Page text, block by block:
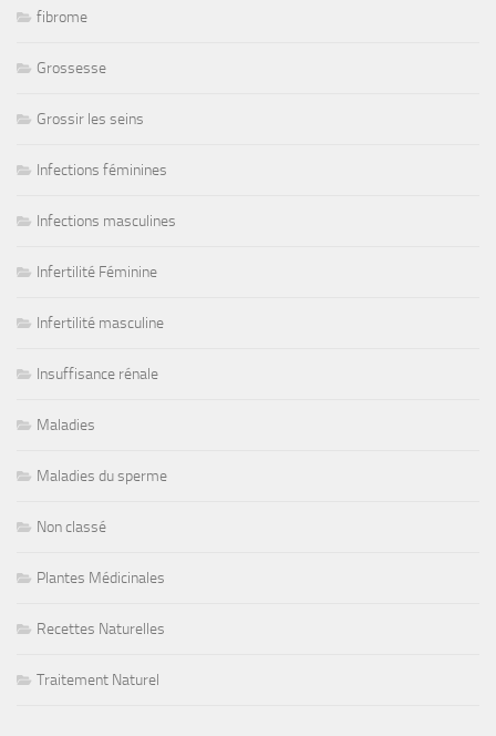
fibrome
Grossesse
Grossir les seins
Infections féminines
Infections masculines
Infertilité Féminine
Infertilité masculine
Insuffisance rénale
Maladies
Maladies du sperme
Non classé
Plantes Médicinales
Recettes Naturelles
Traitement Naturel